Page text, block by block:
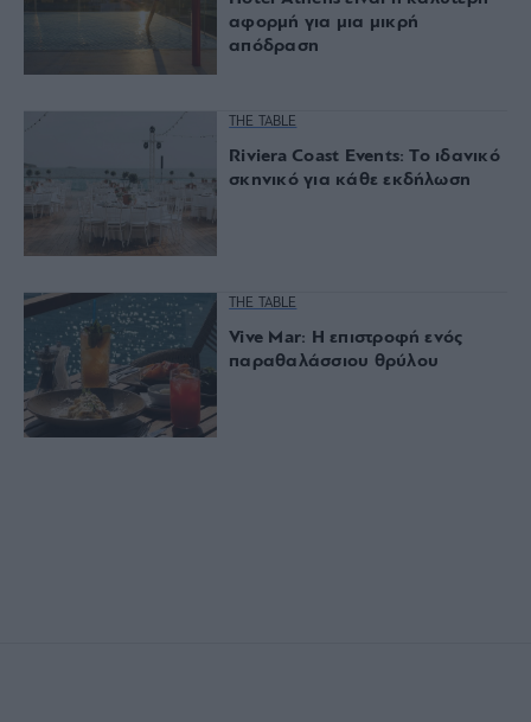
αφορμή για μια μικρή
απόδραση
THE TABLE
Riviera Coast Events: Το ιδανικό
σκηνικό για κάθε εκδήλωση
THE TABLE
Vive Mar: Η επιστροφή ενός
παραθαλάσσιου θρύλου